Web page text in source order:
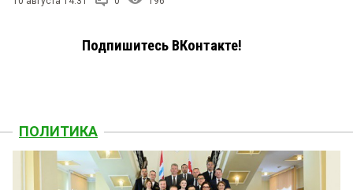
Подпишитесь ВКонтакте!
ПОЛИТИКА